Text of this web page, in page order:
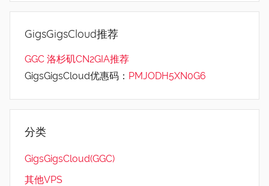
GigsGigsCloud推荐
GGC 洛杉矶CN2GIA推荐
GigsGigsCloud优惠码： PMJODH5XN0G6
分类
GigsGigsCloud(GGC)
其他VPS